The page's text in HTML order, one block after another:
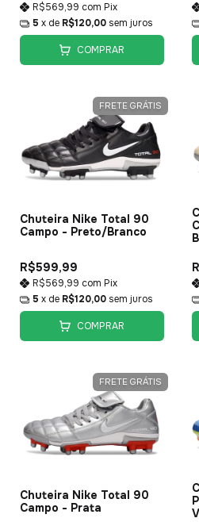
R$569,99 com Pix
5 x de R$120,00 sem juros
COMPRAR
FRETE GRÁTIS
Chuteira Nike Total 90
Campo - Preto/Branco
R$599,99
R$569,99 com Pix
5 x de R$120,00 sem juros
COMPRAR
FRETE GRÁTIS
Chuteira Nike Total 90
Campo - Prata